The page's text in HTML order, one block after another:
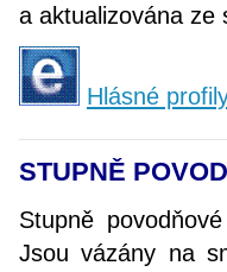
a aktualizována
Hlásné
STUPNĚ
Stupně
Jsou vázány na